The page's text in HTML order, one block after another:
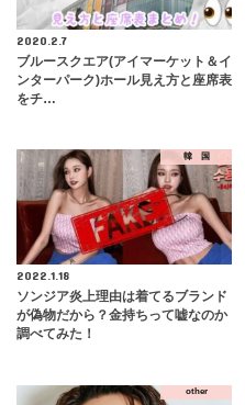
2020.2.7
ブルースクエア(アイマーケット＆イ
ンターパーク)ホール見え方と座席表
をチ…
韓 国
2022.1.18
ソンジア炎上理由は着てるブランド
が偽物だから？金持ちって嘘なのか
調べてみた！
other